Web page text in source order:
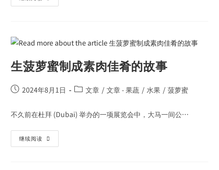
生菠萝蜜制成素肉佳肴的故事
2024年8月1日 文章 / 文章 - 果蔬 / 水果 / 菠萝蜜
不久前在杜拜 (Dubai) 举办的一项展览会中，大马一间公…
继续阅读